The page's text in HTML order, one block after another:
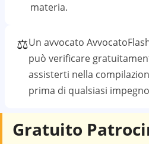
materia.
⚖️Un avvocato
può verificare
assisterti nella
prima di qualsiasi
Gratuito